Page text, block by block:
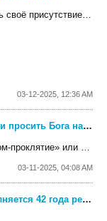
которые могут указывать на их близость.
03-12-2025, 12:36 AM
Псалмы, призывающие несчастье: стоит ли просить Бога наказать зло?
и понять, как правильно ими пользоваться.
03-11-2025, 04:08 AM
Господь над бушующими народами: исполняется 42 года речи Рейгана об «империи зла»